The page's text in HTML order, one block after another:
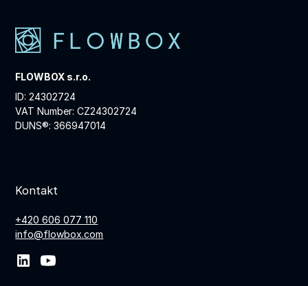
FLOWBOX s.r.o.
ID: 24302724
VAT Number: CZ24302724
DUNS®: 366947014
Kontakt
+420 606 077 110
info@flowbox.com